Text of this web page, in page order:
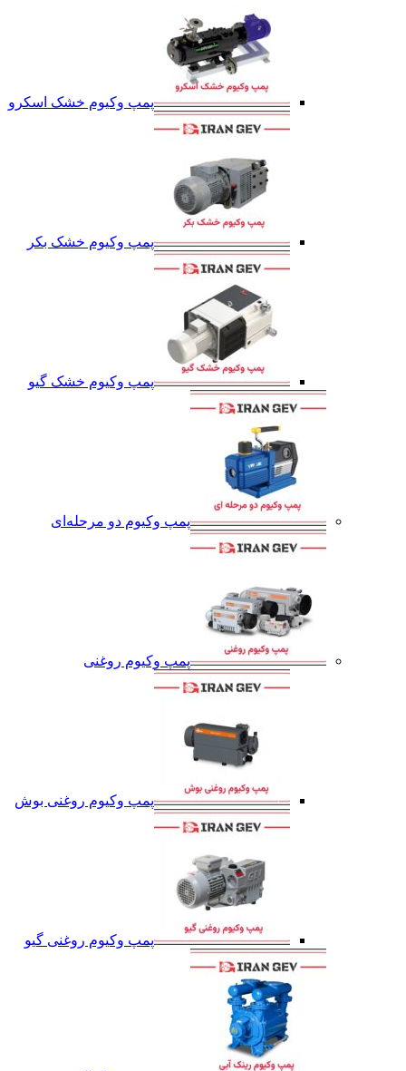
پمپ وکیوم خشک اسکرو
پمپ وکیوم خشک بکر
پمپ وکیوم خشک گیو
پمپ وکیوم دو مرحله‌ای
پمپ وکیوم روغنی
پمپ وکیوم روغنی بوش
پمپ وکیوم روغنی گیو